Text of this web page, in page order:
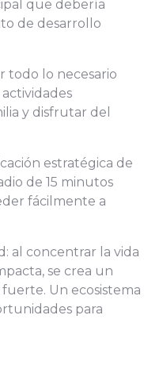
que debería
de desarrollo
todo lo necesario
y disfrutar del
estratégica de
de 15 minutos
fácilmente a
al concentrar la vida
se crea un
Un ecosistema
para